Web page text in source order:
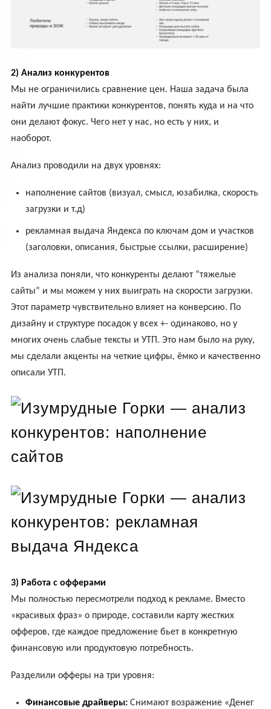
2) Анализ конкурентов
Мы не ограничились сравнение цен. Наша задача была
найти лучшие практики конкурентов, понять куда и на что
они делают фокус. Чего нет у нас, но есть у них, и
наоборот.
Анализ проводили на двух уровнях:
наполнение сайтов (визуал, смысл, юзабилка, скорость
загрузки и т.д)
рекламная выдача Яндекса по ключам дом и участков
(заголовки, описания, быстрые ссылки, расширение)
Из анализа поняли, что конкуренты делают “тяжелые
сайты” и мы можем у них выиграть на скорости загрузки.
Этот параметр чувствительно влияет на конверсию. По
дизайну и структуре посадок у всех +- одинаково, но у
многих очень слабые тексты и УТП. Это нам было на руку,
мы сделали акценты на четкие цифры, ёмко и качественно
описали УТП.
3) Работа с офферами
Мы полностью пересмотрели подход к рекламе. Вместо
«красивых фраз» о природе, составили карту жестких
офферов, где каждое предложение бьет в конкретную
финансовую или продуктовую потребность.
Разделили офферы на три уровня:
Финансовые драйверы: Снимают возражение «Денег